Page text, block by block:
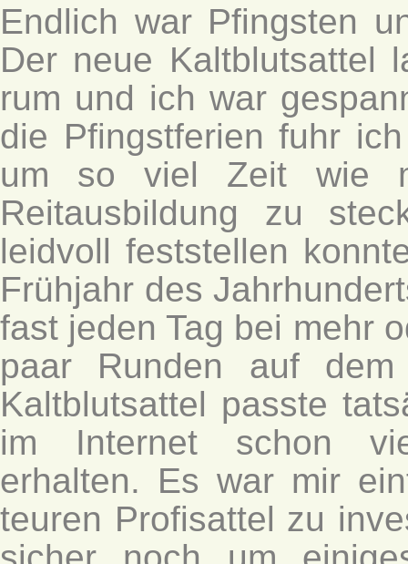
Endlich war Pfingsten
Der neue Kaltblutsattel
rum und ich war
die Pfingstferien fuhr
um so viel Zeit wie
Reitausbildung zu
leidvoll feststellen
Frühjahr des
fast jeden Tag bei mehr
paar Runden auf
Kaltblutsattel passte
im Internet schon
erhalten. Es war mir
teuren Profisattel zu